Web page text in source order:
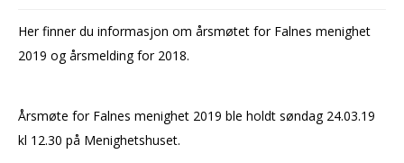
OM OSS
Her finner du informasjon om årsmøtet for Falnes menighet
2019 og årsmelding for 2018.
Årsmøte for Falnes menighet 2019 ble holdt søndag 24.03.19
kl 12.30 på Menighetshuset.